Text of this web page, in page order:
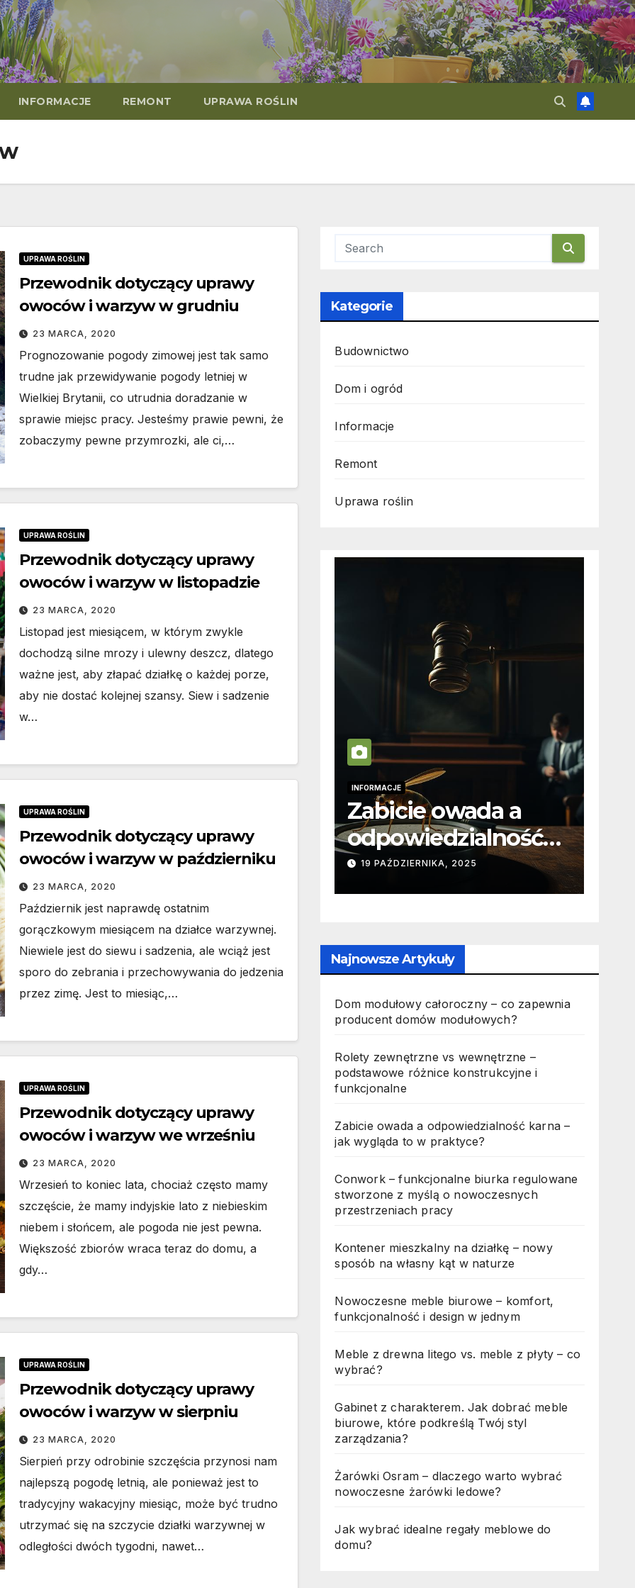
INFORMACJE REMONT UPRAWA ROŚLIN
UPRAWA ROŚLIN
Przewodnik dotyczący uprawy
owoców i warzyw w grudniu
23 MARCA, 2020
Prognozowanie pogody zimowej jest tak samo
trudne jak przewidywanie pogody letniej w
Wielkiej Brytanii, co utrudnia doradzanie w
sprawie miejsc pracy. Jesteśmy prawie pewni, że
zobaczymy pewne przymrozki, ale ci,…
UPRAWA ROŚLIN
Przewodnik dotyczący uprawy
owoców i warzyw w listopadzie
23 MARCA, 2020
Listopad jest miesiącem, w którym zwykle
dochodzą silne mrozy i ulewny deszcz, dlatego
ważne jest, aby złapać działkę o każdej porze,
aby nie dostać kolejnej szansy. Siew i sadzenie
w…
UPRAWA ROŚLIN
Przewodnik dotyczący uprawy
owoców i warzyw w październiku
23 MARCA, 2020
Październik jest naprawdę ostatnim
gorączkowym miesiącem na działce warzywnej.
Niewiele jest do siewu i sadzenia, ale wciąż jest
sporo do zebrania i przechowywania do jedzenia
przez zimę. Jest to miesiąc,…
UPRAWA ROŚLIN
Przewodnik dotyczący uprawy
owoców i warzyw we wrześniu
23 MARCA, 2020
Wrzesień to koniec lata, chociaż często mamy
szczęście, że mamy indyjskie lato z niebieskim
niebem i słońcem, ale pogoda nie jest pewna.
Większość zbiorów wraca teraz do domu, a
gdy…
UPRAWA ROŚLIN
Przewodnik dotyczący uprawy
owoców i warzyw w sierpniu
23 MARCA, 2020
Sierpień przy odrobinie szczęścia przynosi nam
najlepszą pogodę letnią, ale ponieważ jest to
tradycyjny wakacyjny miesiąc, może być trudno
utrzymać się na szczycie działki warzywnej w
odległości dwóch tygodni, nawet…
Kategorie
Budownictwo
Dom i ogród
Informacje
Remont
Uprawa roślin
vs wewnętrzne –
podstawowe
różnice
konstrukcyjne i
funkcjonalne
15 LUTEGO, 2026
INFORMACJE
Zabicie owada a
odpowiedzialność
karna – jak wygląda
to w praktyce?
19 PAŹDZIERNIKA, 2025
Najnowsze Artykuły
Dom modułowy całoroczny – co zapewnia
producent domów modułowych?
Rolety zewnętrzne vs wewnętrzne –
podstawowe różnice konstrukcyjne i
funkcjonalne
Zabicie owada a odpowiedzialność karna –
jak wygląda to w praktyce?
Conwork – funkcjonalne biurka regulowane
stworzone z myślą o nowoczesnych
przestrzeniach pracy
Kontener mieszkalny na działkę – nowy
sposób na własny kąt w naturze
Nowoczesne meble biurowe – komfort,
funkcjonalność i design w jednym
Meble z drewna litego vs. meble z płyty – co
wybrać?
Gabinet z charakterem. Jak dobrać meble
biurowe, które podkreślą Twój styl
zarządzania?
Żarówki Osram – dlaczego warto wybrać
nowoczesne żarówki ledowe?
Jak wybrać idealne regały meblowe do
domu?